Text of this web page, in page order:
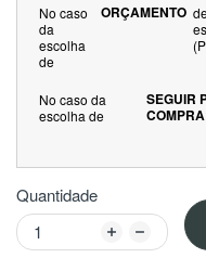
No caso
da
escolha
de
ORÇAMENTO
No caso da
escolha de
SEGUIR
COMPRA
Quantidade